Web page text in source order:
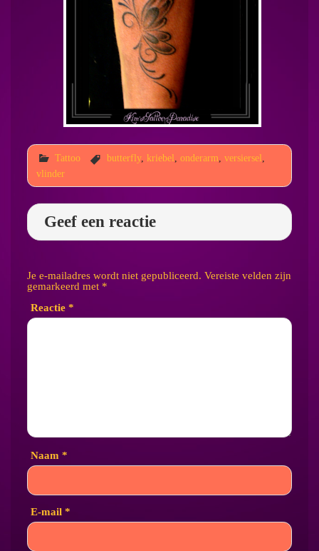
Tattoo butterfly, kriebel onderarm versiersel
vlinder
Geef een reactie
Je e-mailadres wordt niet gepubliceerd. Vereiste velden zijn
gemarkeerd met *
Reactie *
Naam *
E-mail *